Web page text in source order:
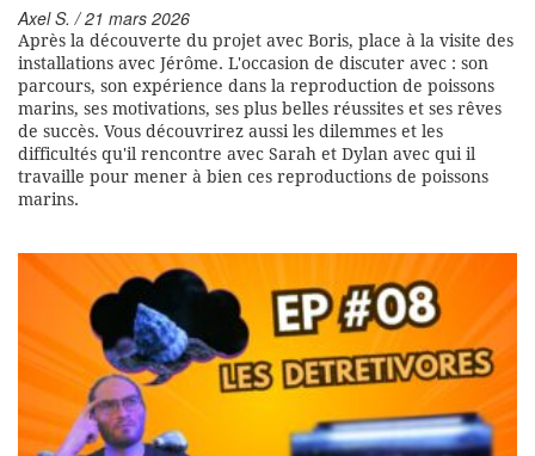
Axel S. / 21 mars 2026
Après la découverte du projet avec Boris, place à la visite des
installations avec Jérôme. L'occasion de discuter avec : son
parcours, son expérience dans la reproduction de poissons
marins, ses motivations, ses plus belles réussites et ses rêves
de succès. Vous découvrirez aussi les dilemmes et les
difficultés qu'il rencontre avec Sarah et Dylan avec qui il
travaille pour mener à bien ces reproductions de poissons
marins.